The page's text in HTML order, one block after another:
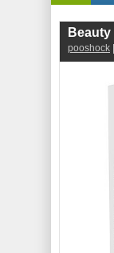
Beauty
pooshock